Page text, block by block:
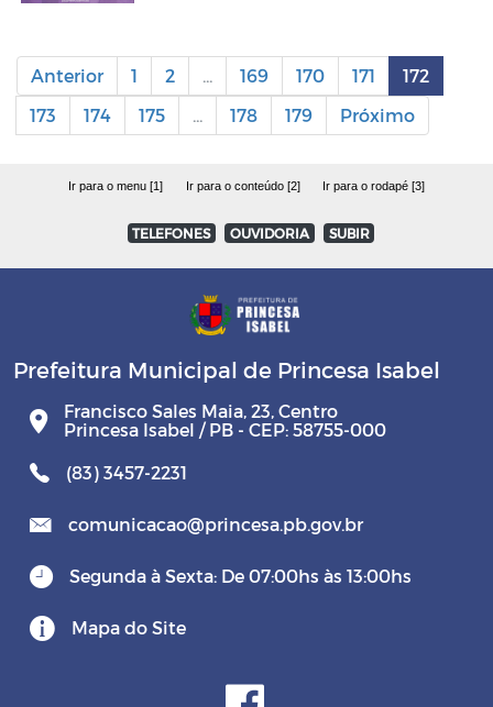
Anterior 1 2 ... 169 170 171
172
173
174 175 ... 178 179 Próximo
Ir para o menu [1] Ir para o conteúdo [2] Ir para o rodapé [3]
TELEFONES OUVIDORIA SUBIR
Prefeitura Municipal de Princesa Isabel
Francisco Sales Maia, 23, Centro
Princesa Isabel / PB - CEP: 58755-000
(83) 3457-2231
comunicacao@princesa.pb.gov.br
Segunda à Sexta: De 07:00hs às 13:00hs
Mapa do Site